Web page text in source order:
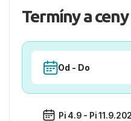
Termíny a
Od - Do
Pi 4.9 - Pi